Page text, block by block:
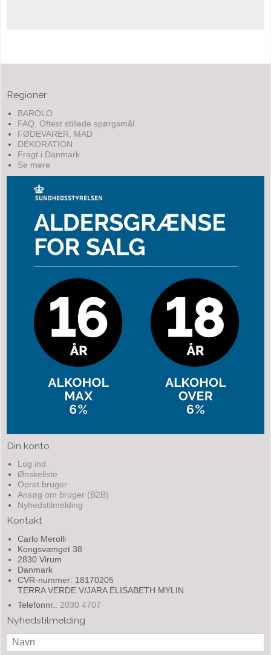
Regioner
BAROLO
FAQ, Oftest stillede spørgsmål
FØDEVARER, MAD
DEKORATION
Fragt i Danmark
Se mere
Din konto
Log ind
Ønskeliste
Opret bruger
Ansøg om bruger (B2B)
Nyhedstilmelding
Kontakt
Carlo Merolli
Kongsvænget 38
2830 Virum
Danmark
CVR-nummer: 18170205
TERRA VERDE V/JARA ELISABETH MYLIN
Telefonnr.: 2030 4707
Nyhedstilmelding